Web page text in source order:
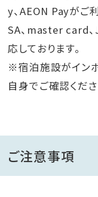
y、AEON Payがご
SA、master card、
応しております。
※宿泊施設がイン
自身でご確認くださ
ご注意事項